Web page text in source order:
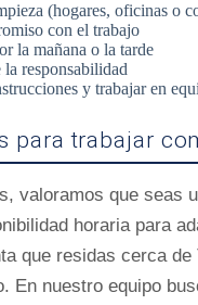
(hogares, oficinas o
con el trabajo
la mañana o la tarde
responsabilidad
y trabajar en
para trabajar
valoramos que seas
horaria para
que residas cerca
En nuestro equipo